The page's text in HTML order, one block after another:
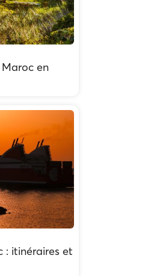
Maroc en
: itinéraires et